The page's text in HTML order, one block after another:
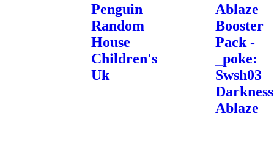
Penguin
Random
House
Children's
Uk
Ablaze
Booster
Pack -
_poke:
Swsh03
Darkness
Ablaze